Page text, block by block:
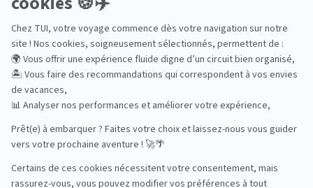
En couple
En famille
En solo